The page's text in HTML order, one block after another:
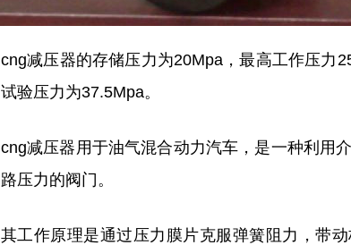
cng减压器的存储压力为20Mpa，最高工作压力
试验压力为37.5Mpa。
cng减压器用于油气混合动力汽车，是一种利用
路压力的阀门。
其工作原理是通过压力膜片克服弹簧阻力，带